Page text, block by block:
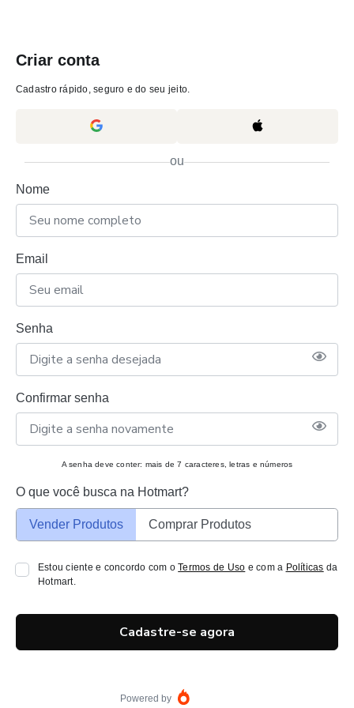
Criar conta
Cadastro rápido, seguro e do seu jeito.
ou
Nome
Email
Senha
Confirmar senha
A senha deve conter: mais de 7 caracteres, letras e números
O que você busca na Hotmart?
Vender Produtos Comprar Produtos
Estou ciente e concordo com oTermos de Uso e com a Políticas da
Hotmart.
Cadastre-se agora
Powered by